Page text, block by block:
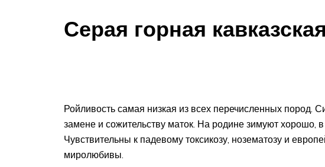
Серая горная кавказская
Ройливость самая низкая из всех перечисленных пород.
замене и сожительству маток. На родине зимуют хорошо,
Чувствительны к падевому токсикозу, нозематозу и
миролюбивы.